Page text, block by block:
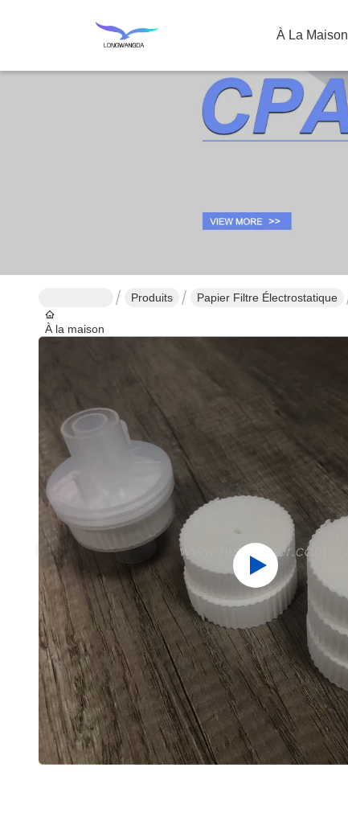
À La Maison
À la maison
Produits Papier Filtre Électrostatique